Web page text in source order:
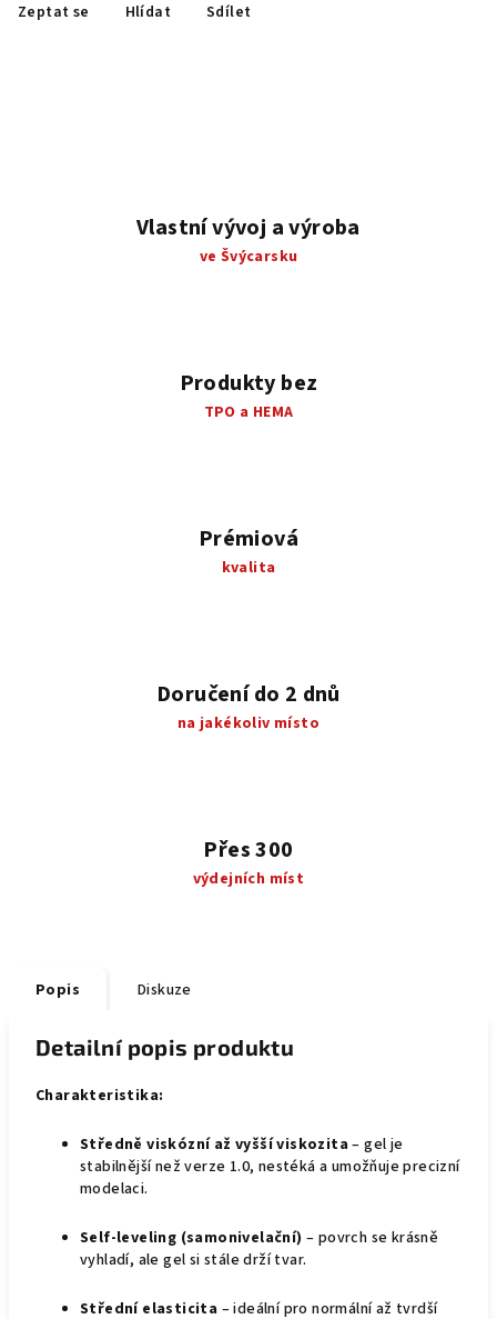
Zeptat se Hlídat Sdílet
Vlastní vývoj a výroba
ve Švýcarsku
Produkty bez
TPO a HEMA
Prémiová
kvalita
Doručení do 2 dnů
na jakékoliv místo
Přes 300
výdejních míst
Popis Diskuze
Detailní popis produktu
Charakteristika:
Středně viskózní až vyšší viskozita – gel je
stabilnější než verze 1.0, nestéká a umožňuje precizní
modelaci.
Self‑leveling (samonivelační) – povrch se krásně
vyhladí, ale gel si stále drží tvar.
Střední elasticita – ideální pro normální až tvrdší